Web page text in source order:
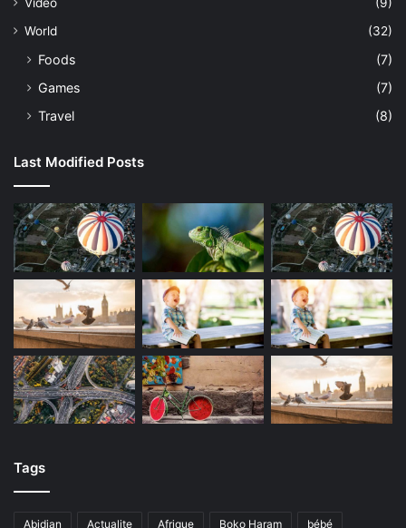
Vidéo
(9)
World
(32)
Foods
(7)
Games
(7)
Travel
(8)
Last Modified Posts
Tags
Abidjan Actualite Afrique Boko Haram bébé